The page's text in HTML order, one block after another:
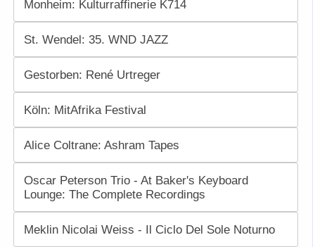
Monheim: Kulturraffinerie K714
St. Wendel: 35. WND JAZZ
Gestorben: René Urtreger
Köln: MitAfrika Festival
Alice Coltrane: Ashram Tapes
Oscar Peterson Trio - At Baker's Keyboard
Lounge: The Complete Recordings
Meklin Nicolai Weiss - Il Ciclo Del Sole Noturno